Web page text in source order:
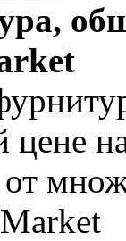
цене